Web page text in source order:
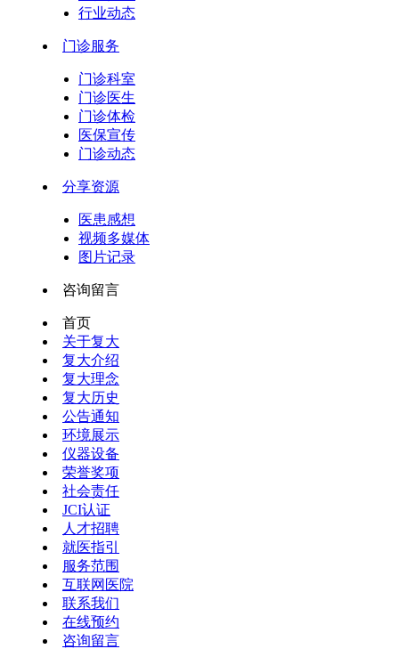
行业动态
门诊服务
门诊科室
门诊医生
门诊体检
医保宣传
门诊动态
分享资源
医患感想
视频多媒体
图片记录
咨询留言
首页
关于复大
复大介绍
复大理念
复大历史
公告通知
环境展示
仪器设备
荣誉奖项
社会责任
JCI认证
人才招聘
就医指引
服务范围
互联网医院
联系我们
在线预约
咨询留言